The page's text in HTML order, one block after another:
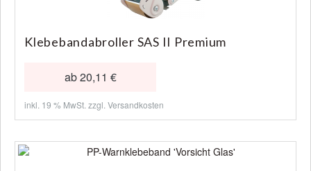
Klebebandabroller SAS II Premium
ab 20,11 €
inkl. 19 % MwSt. zzgl. Versandkosten